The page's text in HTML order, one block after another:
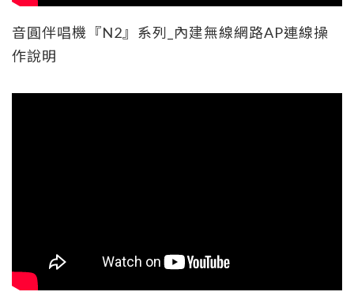
音圓伴唱機『N2』系列_內建無線網路AP連線操
作說明